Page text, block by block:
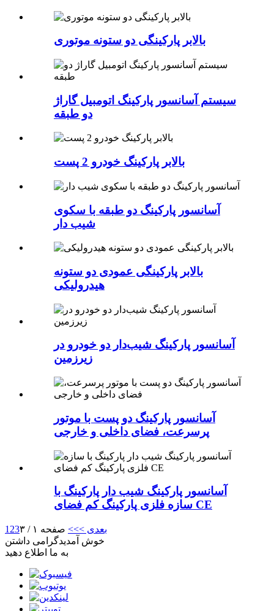
بالابر پارکینگی دو ستونه موتوری
سیستم آسانسور پارکینگ اتومبیل گاراژ
دو طبقه
بالابر پارکینگ خودرو 2 پست
آسانسور پارکینگ دو طبقه با سکوی
شیب دار
بالابر پارکینگی عمودی دو ستونه
هیدرولیکی
آسانسور پارکینگ شیب‌دار دو خودرو در
زیرزمین
آسانسور پارکینگ دو پست با موتور
پرسرعت، فضای داخلی و خارجی
آسانسور پارکینگ شیب دار پارکینگ با
سازه فلزی پارکینگ کم فضای CE
1 23 بعدی >>> صفحه ۱ / ۳
خوش آمدیدگرامی داشتن
به ما اطلاع دهید